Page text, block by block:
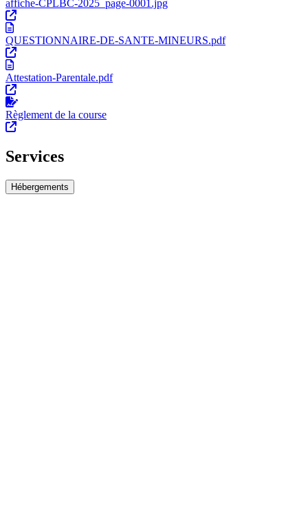
affiche-CPLBC-2025_page-0001.jpg
QUESTIONNAIRE-DE-SANTE-MINEURS.pdf
Attestation-Parentale.pdf
Règlement de la course
Services
Hébergements